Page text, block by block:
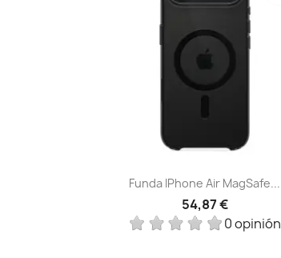
Vista rápida
Funda IPhone Air MagSafe...
54,87 €
0 opinión